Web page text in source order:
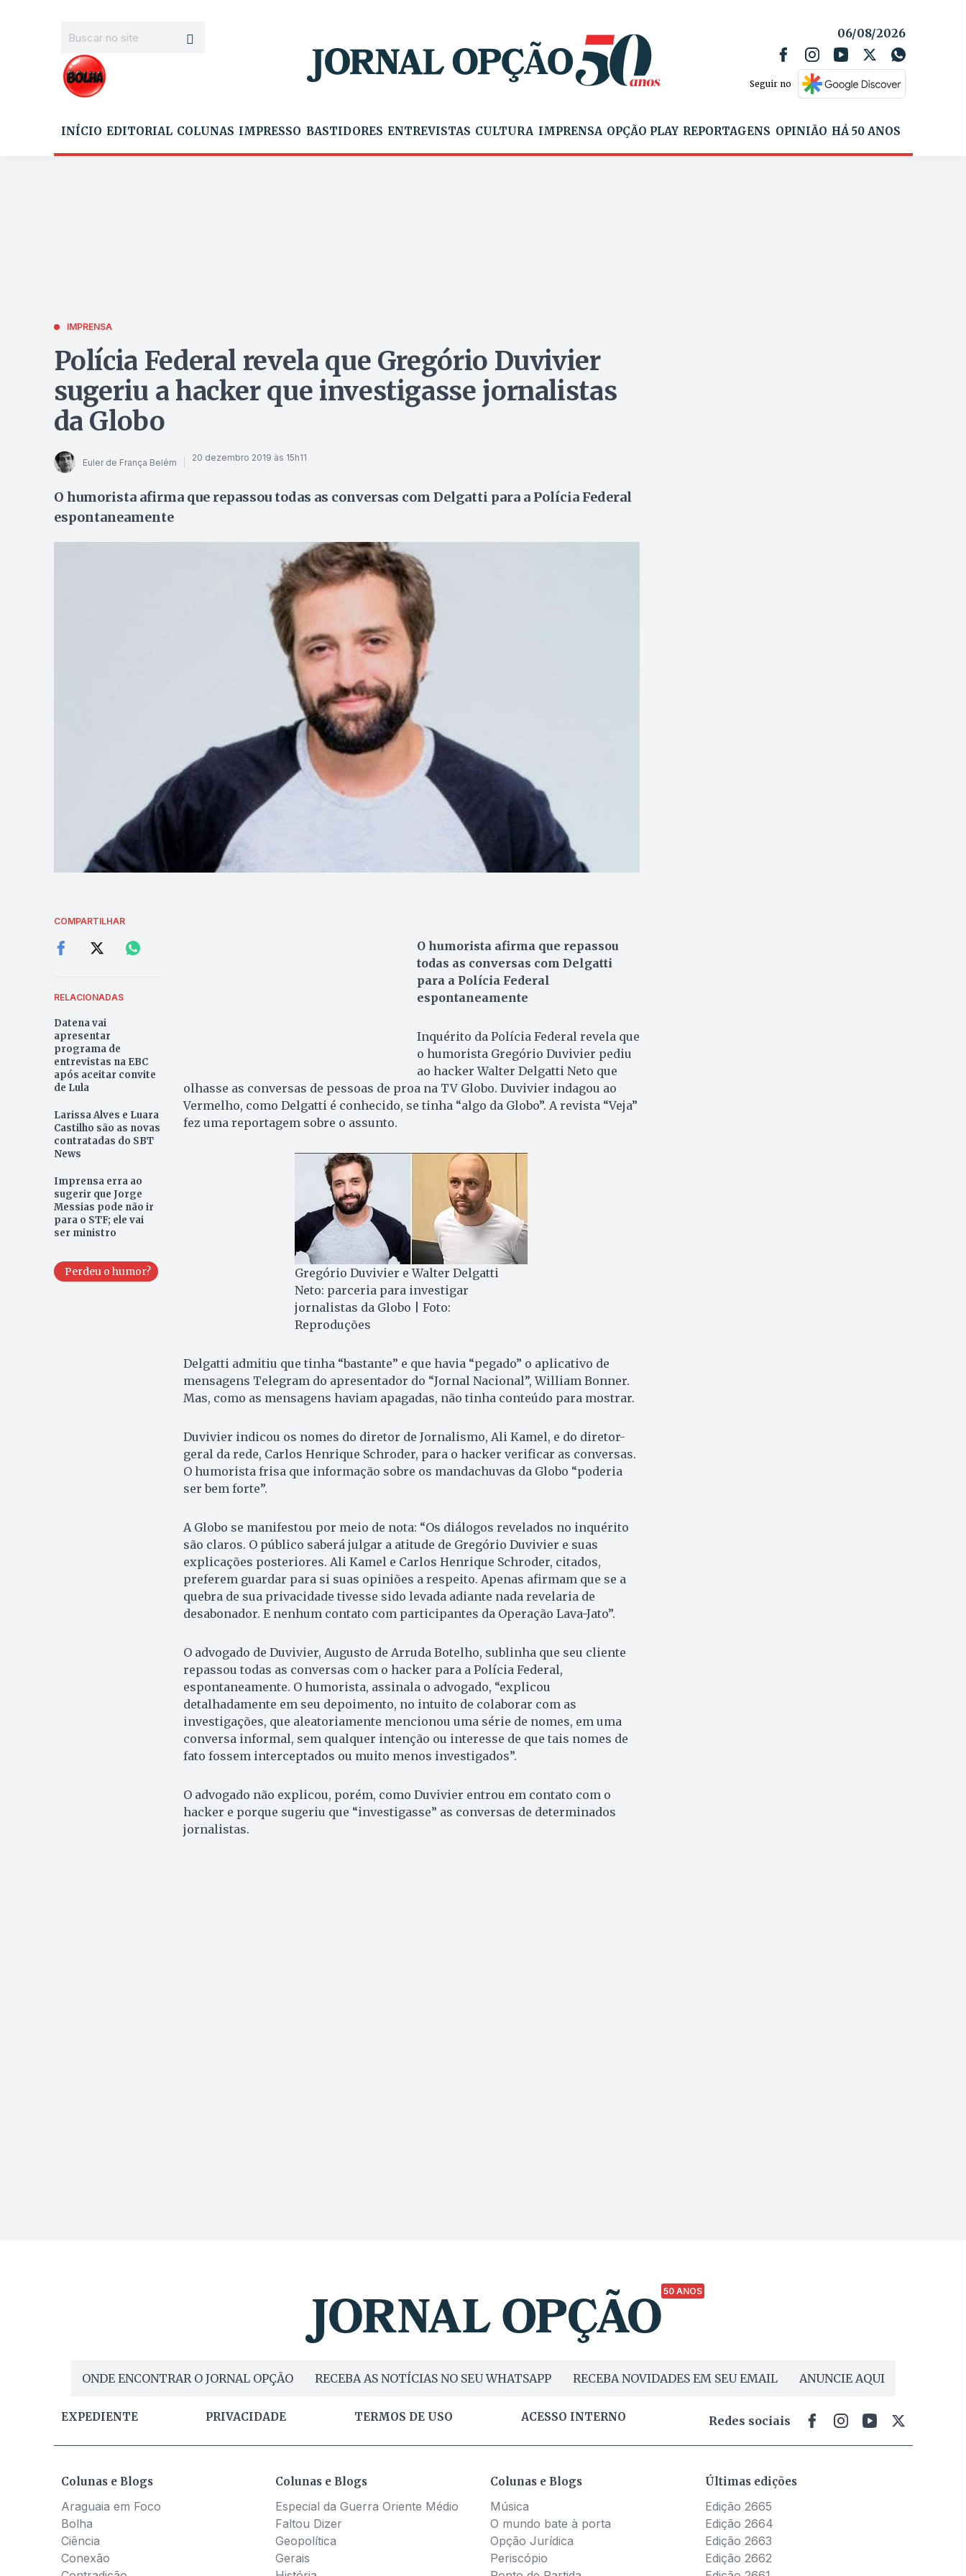
06/08/2026
Seguir no
INÍCIO EDITORIAL COLUNAS IMPRESSO BASTIDORES ENTREVISTAS CULTURA IMPRENSA OPÇÃO PLAY REPORTAGENS OPINIÃO HÁ 50 ANOS
IMPRENSA
Polícia Federal revela que Gregório Duvivier
sugeriu a hacker que investigasse jornalistas
da Globo
Euler de França Belém 20 dezembro 2019 às 15h11
O humorista afirma que repassou todas as conversas com Delgatti para a Polícia Federal
espontaneamente
COMPARTILHAR
RELACIONADAS
Datena vai
apresentar
programa de
entrevistas na EBC
após aceitar convite
de Lula
Larissa Alves e Luara
Castilho são as novas
contratadas do SBT
News
Imprensa erra ao
sugerir que Jorge
Messias pode não ir
para o STF; ele vai
ser ministro
Perdeu o humor?
O humorista afirma que repassou
todas as conversas com Delgatti
para a Polícia Federal
espontaneamente
Inquérito da Polícia Federal revela que
o humorista Gregório Duvivier pediu
ao hacker Walter Delgatti Neto que
olhasse as conversas de pessoas de proa na TV Globo. Duvivier indagou ao
Vermelho, como Delgatti é conhecido, se tinha “algo da Globo”. A revista “Veja”
fez uma reportagem sobre o assunto.
Gregório Duvivier e Walter Delgatti
Neto: parceria para investigar
jornalistas da Globo | Foto:
Reproduções
Delgatti admitiu que tinha “bastante” e que havia “pegado” o aplicativo de
mensagens Telegram do apresentador do “Jornal Nacional”, William Bonner.
Mas, como as mensagens haviam apagadas, não tinha conteúdo para mostrar.
Duvivier indicou os nomes do diretor de Jornalismo, Ali Kamel, e do diretor-
geral da rede, Carlos Henrique Schroder, para o hacker verificar as conversas.
O humorista frisa que informação sobre os mandachuvas da Globo “poderia
ser bem forte”.
A Globo se manifestou por meio de nota: “Os diálogos revelados no inquérito
são claros. O público saberá julgar a atitude de Gregório Duvivier e suas
explicações posteriores. Ali Kamel e Carlos Henrique Schroder, citados,
preferem guardar para si suas opiniões a respeito. Apenas afirmam que se a
quebra de sua privacidade tivesse sido levada adiante nada revelaria de
desabonador. E nenhum contato com participantes da Operação Lava-Jato”.
O advogado de Duvivier, Augusto de Arruda Botelho, sublinha que seu cliente
repassou todas as conversas com o hacker para a Polícia Federal,
espontaneamente. O humorista, assinala o advogado, “explicou
detalhadamente em seu depoimento, no intuito de colaborar com as
investigações, que aleatoriamente mencionou uma série de nomes, em uma
conversa informal, sem qualquer intenção ou interesse de que tais nomes de
fato fossem interceptados ou muito menos investigados”.
O advogado não explicou, porém, como Duvivier entrou em contato com o
hacker e porque sugeriu que “investigasse” as conversas de determinados
jornalistas.
50 ANOS
ONDE ENCONTRAR O JORNAL OPÇÃO RECEBA AS NOTÍCIAS NO SEU WHATSAPP RECEBA NOVIDADES EM SEU EMAIL ANUNCIE AQUI
EXPEDIENTE PRIVACIDADE TERMOS DE USO ACESSO INTERNO Redes sociais
Colunas e Blogs
Araguaia em Foco
Bolha
Ciência
Conexão
Colunas e Blogs
Especial da Guerra Oriente Médio
Faltou Dizer
Geopolítica
Gerais
Colunas e Blogs
Música
O mundo bate à porta
Opção Jurídica
Periscópio
Últimas edições
Edição 2665
Edição 2664
Edição 2663
Edição 2662